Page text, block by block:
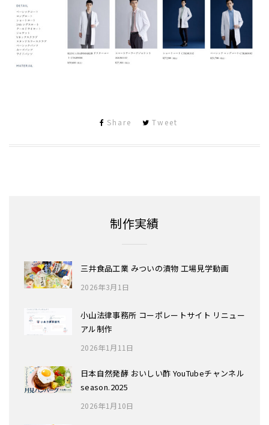
Share Tweet
制作実績
三井食品工業 みついの漬物 工場見学動画
2026年3月1日
小山法律事務所 コーポレートサイト リニュー
アル制作
2026年1月11日
日本自然発酵 おいしい酢 YouTubeチャンネル
season.2025
2026年1月10日